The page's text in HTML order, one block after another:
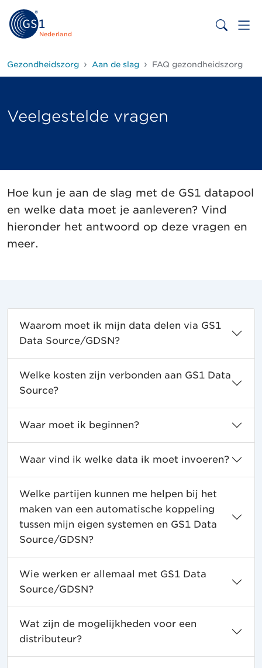
Nederland
Gezondheidszorg Aan de slag FAQ gezondheidszorg
Veelgestelde vragen
Hoe kun je aan de slag met de GS1 datapool
en welke data moet je aanleveren? Vind
hieronder het antwoord op deze vragen en
meer.
Waarom moet ik mijn data delen via GS1
Data Source/GDSN?
Welke kosten zijn verbonden aan GS1 Data
Source?
Waar moet ik beginnen?
Waar vind ik welke data ik moet invoeren?
Welke partijen kunnen me helpen bij het
maken van een automatische koppeling
tussen mijn eigen systemen en GS1 Data
Source/GDSN?
Wie werken er allemaal met GS1 Data
Source/GDSN?
Wat zijn de mogelijkheden voor een
distributeur?